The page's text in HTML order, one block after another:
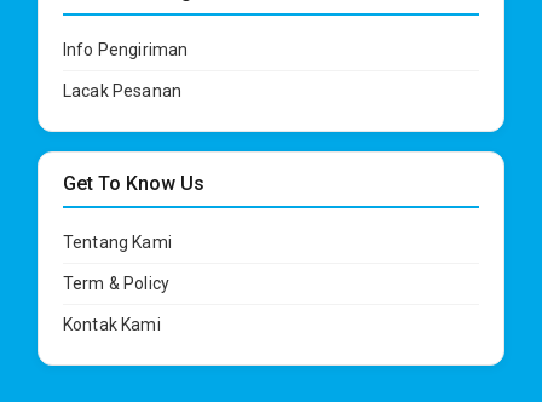
Info Pengiriman
Lacak Pesanan
Get To Know Us
Tentang Kami
Term & Policy
Kontak Kami